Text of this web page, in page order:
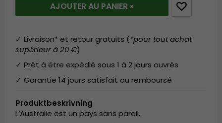
AJOUTER AU PANIER »
✓ Livraison* et retour gratuits (*pour tout achat
supérieur à 20 €)
✓ Prêt à être expédié sous 1 à 2 jours ouvrés
✓ Garantie 14 jours satisfait ou remboursé
Produktbeskrivning
L’Australie est un pays sans pareil.